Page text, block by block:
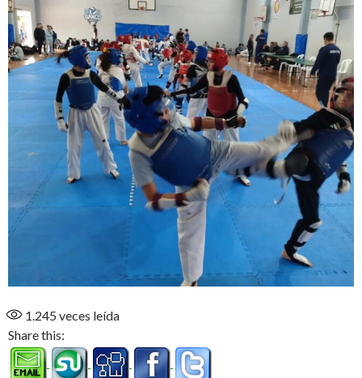
1.245 veces leída
Share this: